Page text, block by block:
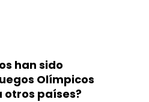
han sido
Olímpicos
países?